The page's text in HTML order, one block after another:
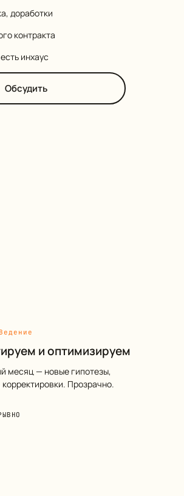
доработки
контракта
инхаус
Обсудить
и оптимизируем
месяц — новые гипотезы,
корректировки. Прозрачно.